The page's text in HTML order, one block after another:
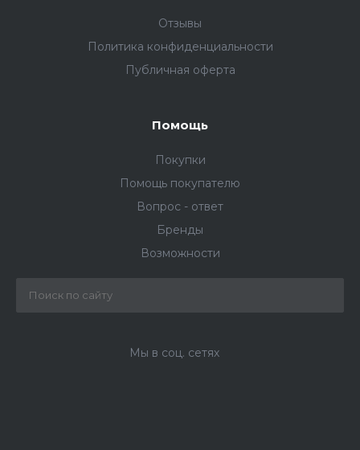
Отзывы
Политика конфиденциальности
Публичная оферта
Помощь
Покупки
Помощь покупателю
Вопрос - ответ
Бренды
Возможности
Мы в соц. сетях